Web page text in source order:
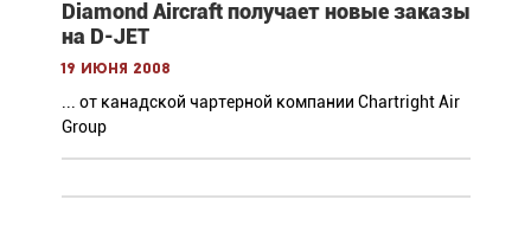
Diamond Aircraft получает новые заказы
на D-JET
19 июня 2008
... от канадской чартерной компании Chartright Air
Group